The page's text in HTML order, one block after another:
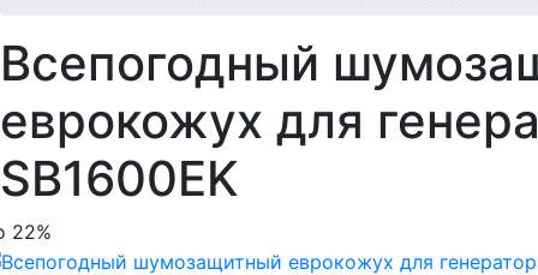
Всепогодный
еврокожух для
SB1600EK
22%